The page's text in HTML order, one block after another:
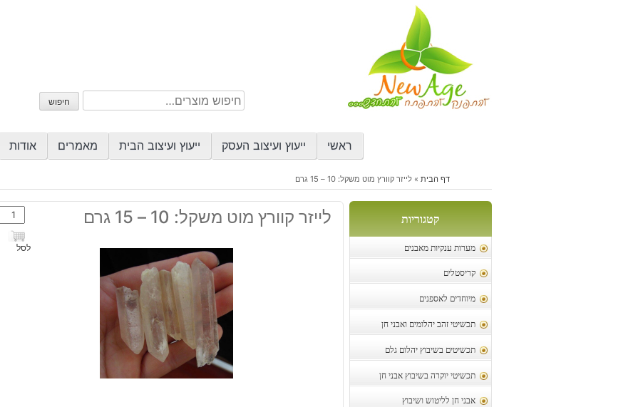
חיפוש
עבור:
חיפוש
ראשי ייעוץ ועיצוב העסק ייעוץ ועיצוב הבית מאמרים אודות
דף הבית »לייזר קוורץ מוט משקל: 10 – 15 גרם
קטגוריות
מערות ענקיות מאבנים
קריסטלים
מיוחדים לאספנים
תכשיטי זהב יהלומים ואבני חן
תכשיטים בשיבוץ יהלום גלם
תכשיטי יוקרה בשיבוץ אבני חן
אבני חן לליטוש ושיבוץ
לייזר קוורץ מוט משקל: 10 – 15 גרם
כמות
של
לייזר
לסל